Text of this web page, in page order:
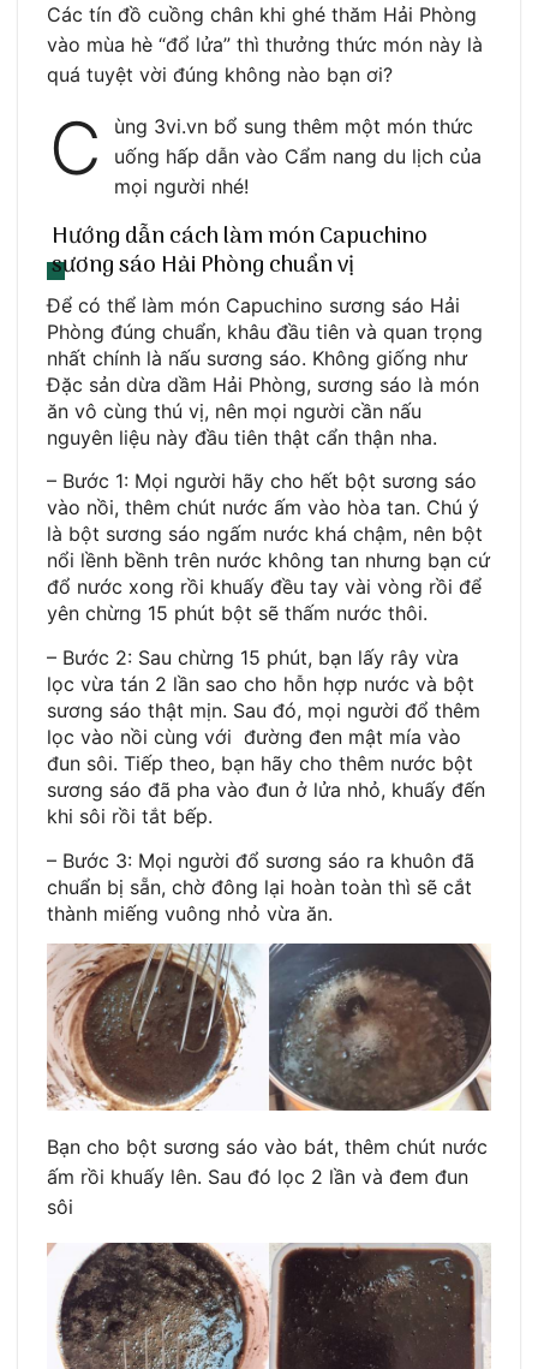
Các tín đồ cuồng chân khi ghé thăm Hải Phòng
vào mùa hè “đổ lửa” thì thưởng thức món này là
quá tuyệt vời đúng không nào bạn ơi?
C
ùng 3vi.vn bổ sung thêm một món thức
uống hấp dẫn vào Cẩm nang du lịch của
mọi người nhé!
Hướng dẫn cách làm món Capuchino
sương sáo Hải Phòng chuẩn vị
Để có thể làm món Capuchino sương sáo Hải
Phòng đúng chuẩn, khâu đầu tiên và quan trọng
nhất chính là nấu sương sáo. Không giống như
Đặc sản dừa dầm Hải Phòng, sương sáo là món
ăn vô cùng thú vị, nên mọi người cần nấu
nguyên liệu này đầu tiên thật cẩn thận nha.
– Bước 1: Mọi người hãy cho hết bột sương sáo
vào nồi, thêm chút nước ấm vào hòa tan. Chú ý
là bột sương sáo ngấm nước khá chậm, nên bột
nổi lềnh bềnh trên nước không tan nhưng bạn cứ
đổ nước xong rồi khuấy đều tay vài vòng rồi để
yên chừng 15 phút bột sẽ thấm nước thôi.
– Bước 2: Sau chừng 15 phút, bạn lấy rây vừa
lọc vừa tán 2 lần sao cho hỗn hợp nước và bột
sương sáo thật mịn. Sau đó, mọi người đổ thêm
lọc vào nồi cùng với đường đen mật mía vào
đun sôi. Tiếp theo, bạn hãy cho thêm nước bột
sương sáo đã pha vào đun ở lửa nhỏ, khuấy đến
khi sôi rồi tắt bếp.
– Bước 3: Mọi người đổ sương sáo ra khuôn đã
chuẩn bị sẵn, chờ đông lại hoàn toàn thì sẽ cắt
thành miếng vuông nhỏ vừa ăn.
Bạn cho bột sương sáo vào bát, thêm chút nước
ấm rồi khuấy lên. Sau đó lọc 2 lần và đem đun
sôi